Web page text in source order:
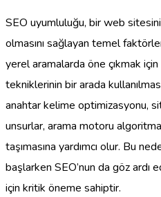
SEO uyumluluğu, bir web
olmasını sağlayan temel
yerel aramalarda öne çıkmak
tekniklerinin bir arada
anahtar kelime optimizasyonu,
unsurlar, arama motoru
taşımasına yardımcı olur. Bu
başlarken SEO’nun da göz ardı
için kritik öneme sahiptir.